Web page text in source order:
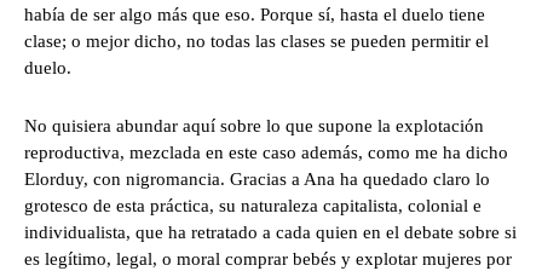
había de ser algo más que eso. Porque sí, hasta el duelo tiene
clase; o mejor dicho, no todas las clases se pueden permitir el
duelo.
No quisiera abundar aquí sobre lo que supone la explotación
reproductiva, mezclada en este caso además, como me ha dicho
Elorduy, con nigromancia. Gracias a Ana ha quedado claro lo
grotesco de esta práctica, su naturaleza capitalista, colonial e
individualista, que ha retratado a cada quien en el debate sobre si
es legítimo, legal, o moral comprar bebés y explotar mujeres por